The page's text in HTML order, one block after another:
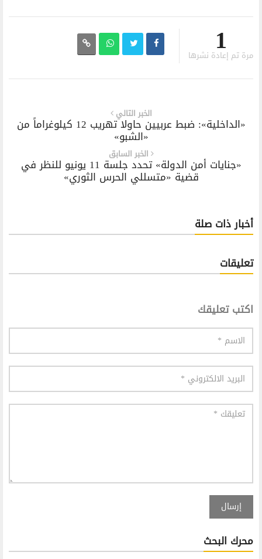
1
مرة تم إعادة نشرها
الخبر التالي
«الداخلية»: ضبط عربيين حاولا تهريب 12 كيلوغراماً من
«الشبو»
الخبر السابق
«جنايات أمن الدولة» تحدد جلسة 11 يونيو للنظر في
قضية «متسللي الحرس الثوري»
أخبار ذات صلة
تعليقات
اكتب تعليقك
إرسال
محرك البحث